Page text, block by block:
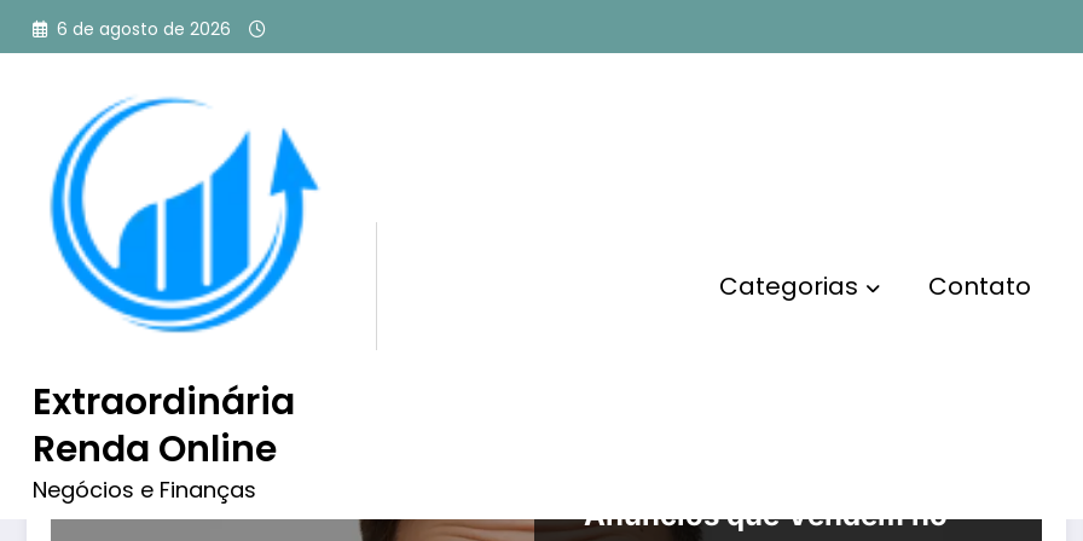
Pular
para
6 de agosto de 2026
Extraordinária
Renda Online
Negócios e Finanças
Categorias Contato
Tag: anúncios que vendem
Anúncios que Vendem no